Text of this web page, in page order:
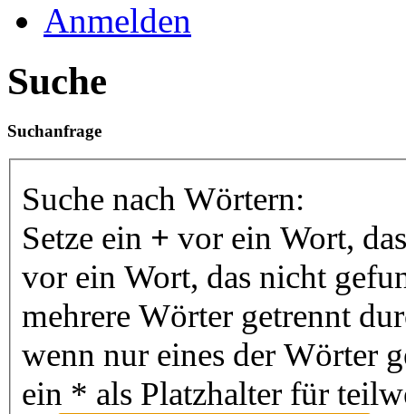
Anmelden
Suche
Suchanfrage
Suche nach Wörtern:
Setze ein + vor ein Wort,
vor ein Wort, das nicht
mehrere Wörter getrennt
wenn nur eines der Wörter
ein * als Platzhalter für